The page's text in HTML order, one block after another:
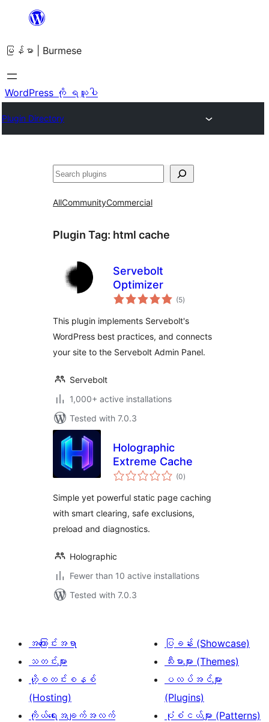
အကြောင်းအရာ
ကျော်သွား
ရန်
မြန်မာ | Burmese
WordPress ကို ရယူပါ
Plugin Directory
ရှာ
AllCommunityCommercial
Plugin Tag: html cache
Servebolt
Optimizer
(5total
ratings
)
This plugin implements Servebolt's
WordPress best practices, and connects
your site to the Servebolt Admin Panel.
Servebolt
1,000+ active installations
Tested with 7.0.3
Holographic
Extreme Cache
(0total
ratings
)
Simple yet powerful static page caching
with smart clearing, safe exclusions,
preload and diagnostics.
Holographic
Fewer than 10 active installations
Tested with 7.0.3
အကြောင်းအရာ
သတင်းများ
ဟို့စတင်းစနစ်
(Hosting)
ကိုယ်ရေးအချက်အလက်
ပြခန်း (Showcase)
သီးမားများ (Themes)
ပလပ်အင်များ
(Plugins)
ပုံစံငယ်များ (Patterns)